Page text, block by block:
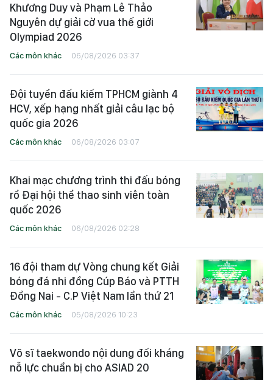
Khương Duy và Phạm Lê Thảo
Nguyên dự giải cờ vua thế giới
Olympiad 2026
Các môn khác 06/08/2026 03:37
Đội tuyển đấu kiếm TPHCM giành 4
HCV, xếp hạng nhất giải câu lạc bộ
quốc gia 2026
Các môn khác 06/08/2026 03:07
Khai mạc chương trình thi đấu bóng
rổ Đại hội thể thao sinh viên toàn
quốc 2026
Các môn khác 06/08/2026 02:28
16 đội tham dự Vòng chung kết Giải
bóng đá nhi đồng Cúp Báo và PTTH
Đồng Nai - C.P Việt Nam lần thứ 21
Các môn khác 05/08/2026 10:23
Võ sĩ taekwondo nội dung đối kháng
nỗ lực chuẩn bị cho ASIAD 20